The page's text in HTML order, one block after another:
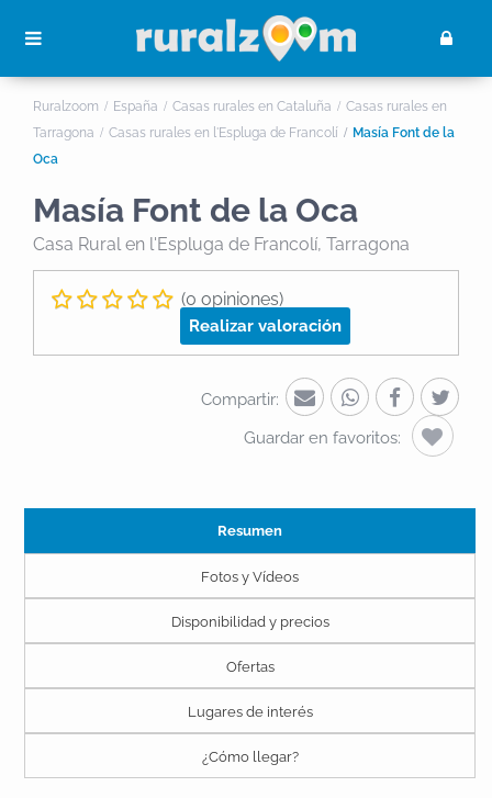
Ruralzoom España Casas rurales en Cataluña
Casas rurales en
Tarragona
Casas rurales en l'Espluga de Francolí
Masía Font de la
Oca
Masía Font de la Oca
Casa Ruralen l'Espluga de Francolí, Tarragona
(0 opiniones)
Realizar valoración
Compartir:
Guardar en favoritos:
Resumen
Fotos y Vídeos
Disponibilidad y precios
Ofertas
Lugares de interés
¿Cómo llegar?